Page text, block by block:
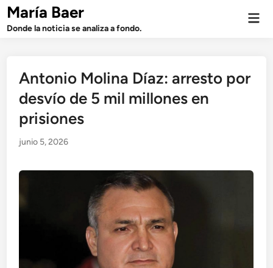
Saltar
contenido
María Baer
Donde la noticia se analiza a fondo.
Antonio Molina Díaz: arresto por
desvío de 5 mil millones en
prisiones
junio 5, 2026